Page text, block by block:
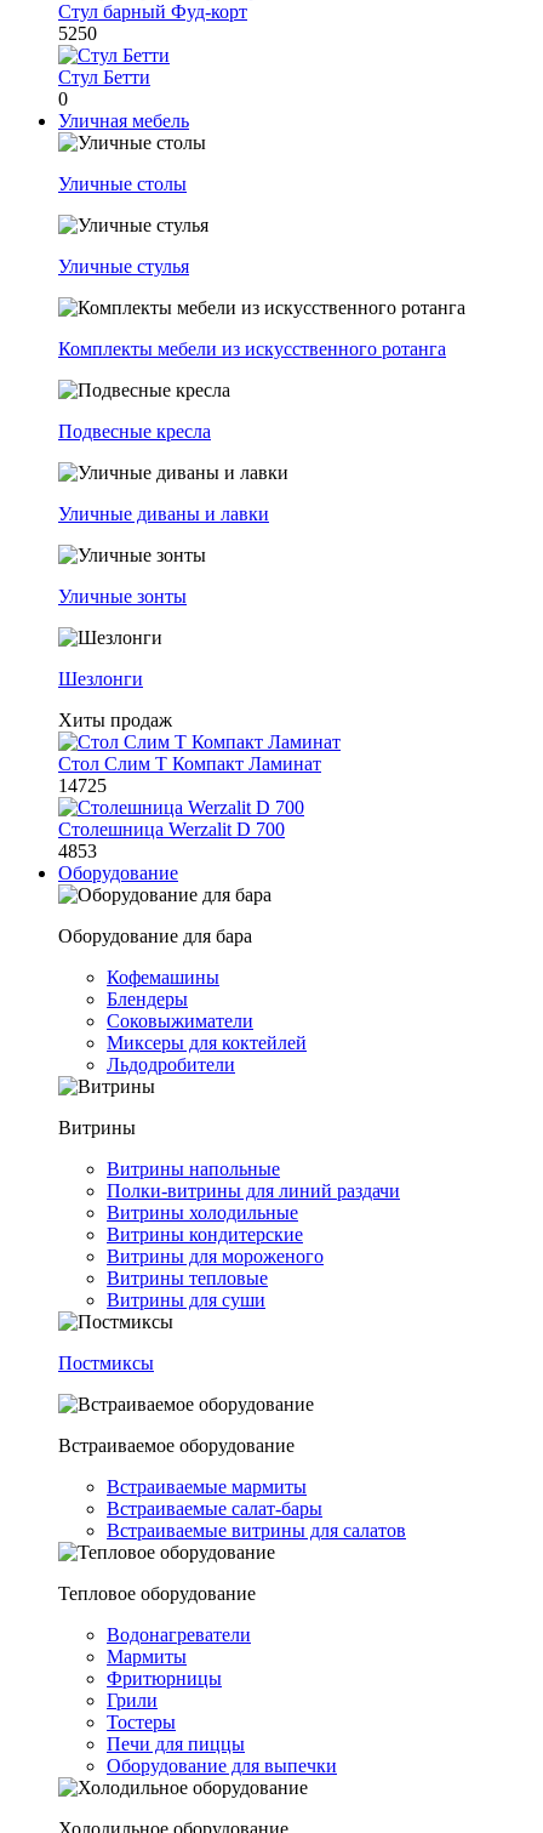
Стул барный Фуд-корт
5250
Стул Бетти
0
Уличная мебель
Уличные столы
Уличные стулья
Комплекты мебели из искусственного ротанга
Подвесные кресла
Уличные диваны и лавки
Уличные зонты
Шезлонги
Хиты продаж
Стол Слим Т Компакт Ламинат
14725
Столешница Werzalit D 700
4853
Оборудование
Оборудование для бара
Кофемашины
Блендеры
Соковыжиматели
Миксеры для коктейлей
Льдодробители
Витрины
Витрины напольные
Полки-витрины для линий раздачи
Витрины холодильные
Витрины кондитерские
Витрины для мороженого
Витрины тепловые
Витрины для суши
Постмиксы
Встраиваемое оборудование
Встраиваемые мармиты
Встраиваемые салат-бары
Встраиваемые витрины для салатов
Тепловое оборудование
Водонагреватели
Мармиты
Фритюрницы
Грили
Тостеры
Печи для пиццы
Оборудование для выпечки
Холодильное оборудование